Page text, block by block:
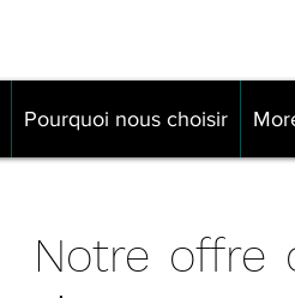
Pourquoi nous choisir
Notre offre